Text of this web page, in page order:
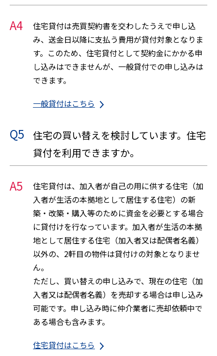
A4
住宅貸付は売買契約書を交わしたうえで申し込
み、送金日以降に支払う費用が貸付対象となりま
す。このため、住宅貸付として契約金にかかる申
し込みはできませんが、一般貸付での申し込みは
できます。
一般貸付はこちら
Q5
住宅の買い替えを検討しています。住宅
貸付を利用できますか。
A5
住宅貸付は、加入者が自己の用に供する住宅（加
入者が生活の本拠地として居住する住宅）の新
築・改築・購入等のために資金を必要とする場合
に貸付けを行なっています。加入者が生活の本拠
地として居住する住宅（加入者又は配偶者名義）
以外の、2軒目の物件は貸付けの対象となりませ
ん。
ただし、買い替えの申し込みで、現在の住宅（加
入者又は配偶者名義）を売却する場合は申し込み
可能です。申し込み時に仲介業者に売却依頼中で
ある場合も含みます。
住宅貸付はこちら